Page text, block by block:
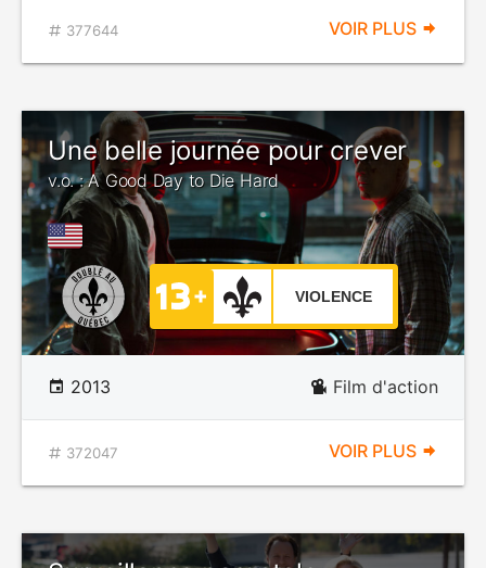
377644 VOIR PLUS
Une belle journée pour crever
v.o. : A Good Day to Die Hard
VIOLENCE
2013 Film d'action
372047 VOIR PLUS